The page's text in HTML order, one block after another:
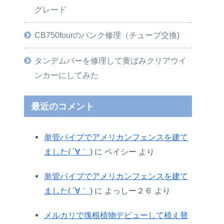
グレード
CB750fourのパンク修理（チューブ交換)
タンデムバーを修理して黄ばみクリアウイ
ンカーにしてみた
最近のコメント
単管パイプでアメリカンフェンスを建て
ました( ´∀｀ ) に ペイシー より
単管パイプでアメリカンフェンスを建て
ました( ´∀｀ ) に よっしー２６ より
メルカリで塊根植物デビューして植え替